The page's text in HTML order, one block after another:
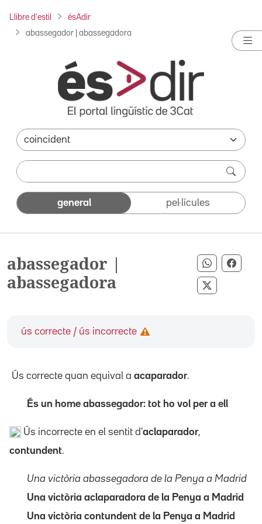
Llibre d'estil ésAdir
abassegador | abassegadora
general pel·lícules
abassegador |
abassegadora
Compartir
Compartir
ús correcte / ús incorrecte
Ús correcte quan equival a acaparador.
És un home abassegador: tot ho vol per a ell
Ús incorrecte en el sentit d'aclaparador,
contundent.
Una victòria abassegadora de la Penya a Madrid
Una victòria aclaparadora de la Penya a Madrid
Una victòria contundent de la Penya a Madrid